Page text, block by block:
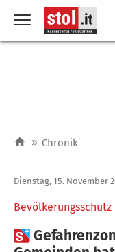
» Chronik
Bevölkerungsschutz
Dienstag, 15. November
